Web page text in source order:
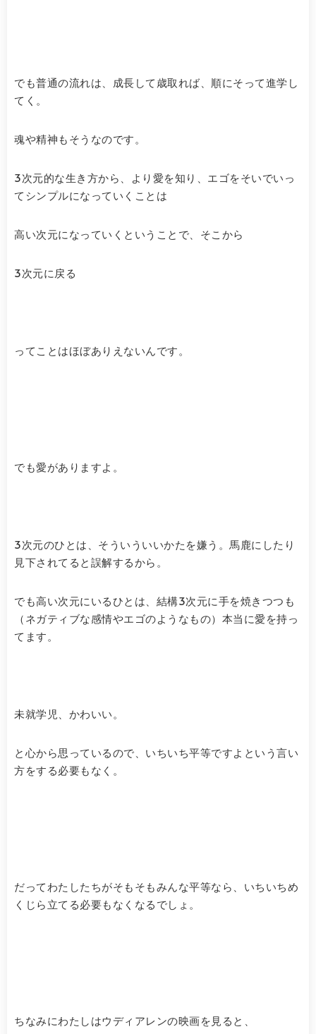
でも普通の流れは、成長して歳取れば、順にそって進学し
てく。
魂や精神もそうなのです。
3次元的な生き方から、より愛を知り、エゴをそいでいっ
てシンプルになっていくことは
高い次元になっていくということで、そこから
3次元に戻る
ってことはほぼありえないんです。
でも愛がありますよ。
3次元のひとは、そういういいかたを嫌う。馬鹿にしたり
見下されてると誤解するから。
でも高い次元にいるひとは、結構3次元に手を焼きつつも
（ネガティブな感情やエゴのようなもの）本当に愛を持っ
てます。
未就学児、かわいい。
と心から思っているので、いちいち平等ですよという言い
方をする必要もなく。
だってわたしたちがそもそもみんな平等なら、いちいちめ
くじら立てる必要もなくなるでしょ。
ちなみにわたしはウディアレンの映画を見ると、